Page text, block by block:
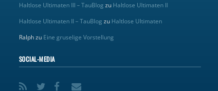
Haltlose Ultimaten III – TauBlog zu Haltlose Ultimaten II
Haltlose Ultimaten II – TauBlog zu Haltlose Ultimaten
Ralphzu Eine gruselige Vorstellung
SOCIAL-MEDIA